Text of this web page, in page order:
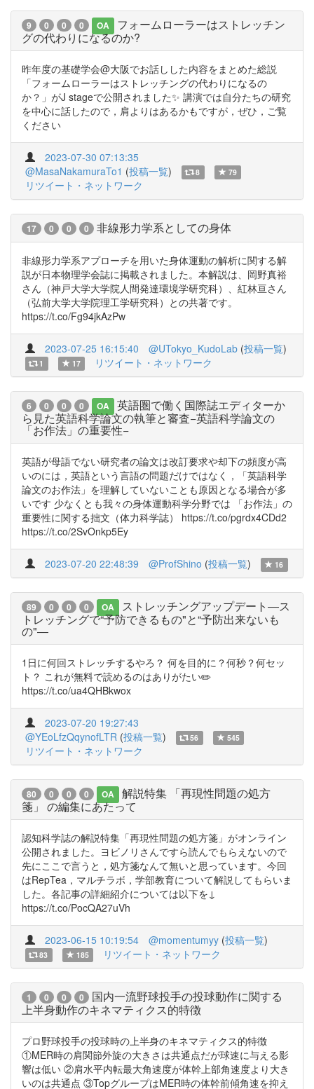
9 0 0 0 OA
フォームローラーはストレッチン
グの代わりになるのか?
昨年度の基礎学会@大阪でお話しした内容をまとめた総説
「フォームローラーはストレッチングの代わりになるの
か？」がJ stageで公開されました✨ 講演では自分たちの研究
を中心に話したので，肩よりはあるかもですが，ぜひ，ご覧
ください
2023-07-30 07:13:35
@MasaNakamuraTo1 (投稿一覧) 8 79
リツイート・ネットワーク
17 0 0 0 非線形力学系としての身体
非線形力学系アプローチを用いた身体運動の解析に関する解
説が日本物理学会誌に掲載されました。本解説は、岡野真裕
さん（神戸大学大学院人間発達環境学研究科）、紅林亘さん
（弘前大学大学院理工学研究科）との共著です。
https://t.co/Fg94jkAzPw
2023-07-25 16:15:40 @UTokyo_KudoLab (投稿一覧)
1 17 リツイート・ネットワーク
6 0 0 0 OA
英語圏で働く国際誌エディターか
ら見た英語科学論文の執筆と審査−英語科学論文の
「お作法」の重要性−
英語が母語でない研究者の論文は改訂要求や却下の頻度が高
いのには，英語という言語の問題だけではなく，「英語科学
論文のお作法」を理解していないことも原因となる場合が多
いです 少なくとも我々の身体運動科学分野では 「お作法」の
重要性に関する拙文（体力科学誌） https://t.co/pgrdx4CDd2
https://t.co/2SvOnkp5Ey
2023-07-20 22:48:39 @ProfShino (投稿一覧) 16
89 0 0 0 OA
ストレッチングアップデート―ス
トレッチングで“予防できるもの"と“予防出来ないも
の"―
1日に何回ストレッチするやろ？ 何を目的に？何秒？何セッ
ト？ これが無料で読めるのはありがたい✏️
https://t.co/ua4QHBkwox
2023-07-20 19:27:43
@YEoLfzQqynofLTR (投稿一覧) 56 545
リツイート・ネットワーク
80 0 0 0 OA
解説特集 「再現性問題の処方
箋」 の編集にあたって
認知科学誌の解説特集「再現性問題の処方箋」がオンライン
公開されました。ヨビノリさんですら読んでもらえないので
先にここで言うと，処方箋なんて無いと思っています。今回
はRepTea，マルチラボ，学部教育について解説してもらいま
した。各記事の詳細紹介については以下を↓
https://t.co/PocQA27uVh
2023-06-15 10:19:54 @momentumyy (投稿一覧)
83 185 リツイート・ネットワーク
1 0 0 0
国内一流野球投手の投球動作に関する
上半身動作のキネマティクス的特徴
プロ野球投手の投球時の上半身のキネマティクス的特徴
①MER時の肩関節外旋の大きさは共通点だが球速に与える影
響は低い ②肩水平内転最大角速度が体幹上部角速度より大き
いのは共通点 ③TopグループはMER時の体幹前傾角速を抑え